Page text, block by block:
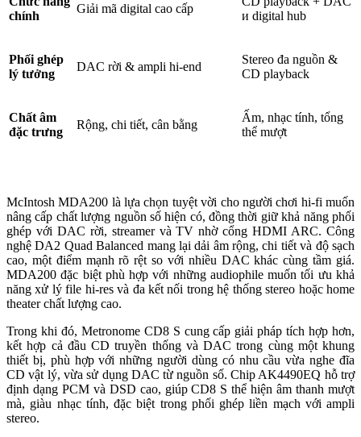
chính
Giải mã digital cao cấp
и digital hub
Phối ghép
lý tưởng
DAC rời & ampli hi-end
Stereo đa nguồn &
CD playback
Chất âm
đặc trưng
Rộng, chi tiết, cân bằng
Ấm, nhạc tính, tổng
thể mượt
McIntosh MDA200 là lựa chọn tuyệt vời cho người chơi hi-fi muốn
nâng cấp chất lượng nguồn số hiện có, đồng thời giữ khả năng phối
ghép với DAC rời, streamer và TV nhờ cổng HDMI ARC. Công
nghệ DA2 Quad Balanced mang lại dải âm rộng, chi tiết và độ sạch
cao, một điểm mạnh rõ rệt so với nhiều DAC khác cùng tầm giá.
MDA200 đặc biệt phù hợp với những audiophile muốn tối ưu khả
năng xử lý file hi-res và đa kết nối trong hệ thống stereo hoặc home
theater chất lượng cao.
Trong khi đó, Metronome CD8 S cung cấp giải pháp tích hợp hơn,
kết hợp cả đầu CD truyền thống và DAC trong cùng một khung
thiết bị, phù hợp với những người dùng có nhu cầu vừa nghe đĩa
CD vật lý, vừa sử dụng DAC từ nguồn số. Chip AK4490EQ hỗ trợ
định dạng PCM và DSD cao, giúp CD8 S thể hiện âm thanh mượt
mà, giàu nhạc tính, đặc biệt trong phối ghép liền mạch với ampli
stereo.